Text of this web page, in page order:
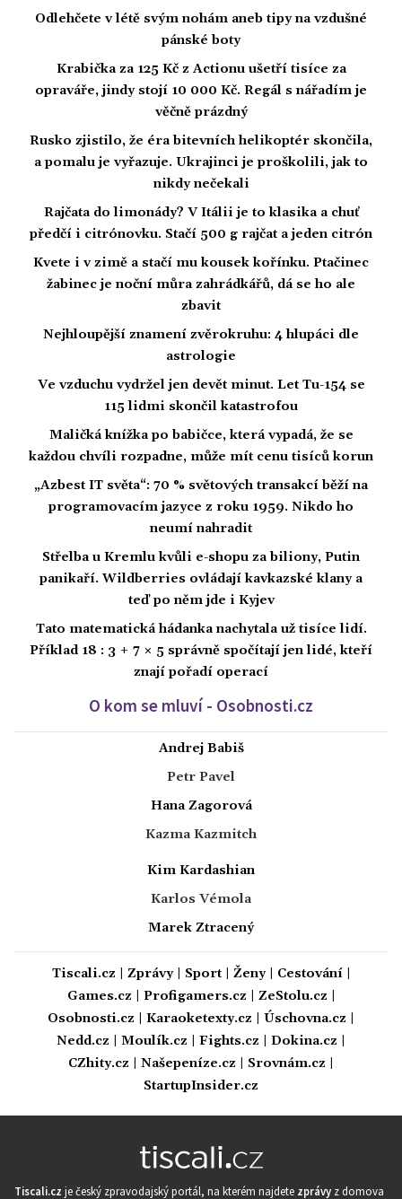
Odlehčete v létě svým nohám aneb tipy na vzdušné
pánské boty
Krabička za 125 Kč z Actionu ušetří tisíce za
opraváře, jindy stojí 10 000 Kč. Regál s nářadím je
věčně prázdný
Rusko zjistilo, že éra bitevních helikoptér skončila,
a pomalu je vyřazuje. Ukrajinci je proškolili, jak to
nikdy nečekali
Rajčata do limonády? V Itálii je to klasika a chuť
předčí i citrónovku. Stačí 500 g rajčat a jeden citrón
Kvete i v zimě a stačí mu kousek kořínku. Ptačinec
žabinec je noční můra zahrádkářů, dá se ho ale
zbavit
Nejhloupější znamení zvěrokruhu: 4 hlupáci dle
astrologie
Ve vzduchu vydržel jen devět minut. Let Tu-154 se
115 lidmi skončil katastrofou
Maličká knížka po babičce, která vypadá, že se
každou chvíli rozpadne, může mít cenu tisíců korun
„Azbest IT světa“: 70 % světových transakcí běží na
programovacím jazyce z roku 1959. Nikdo ho
neumí nahradit
Střelba u Kremlu kvůli e-shopu za biliony, Putin
panikaří. Wildberries ovládají kavkazské klany a
teď po něm jde i Kyjev
Tato matematická hádanka nachytala už tisíce lidí.
Příklad 18 : 3 + 7 × 5 správně spočítají jen lidé, kteří
znají pořadí operací
O kom se mluví - Osobnosti.cz
Andrej Babiš
Petr Pavel
Hana Zagorová
Kazma Kazmitch
Kim Kardashian
Karlos Vémola
Marek Ztracený
Tiscali.cz Zprávy| Sport| Ženy| Cestování|
Games.cz
Profigamers.cz ZeStolu.cz
Osobnosti.cz
Karaoketexty.cz Úschovna.cz
Nedd.cz
Moulík.cz Fights.cz Dokina.cz
CZhity.cz
Našepeníze.cz Srovnám.cz
StartupInsider.cz
Tiscali.cz je český zpravodajský portál, na kterém najdete zprávy z domova